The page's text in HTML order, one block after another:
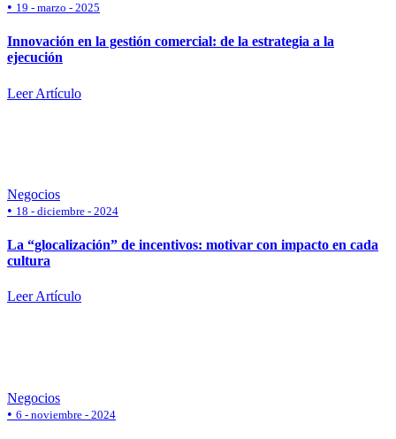
• 19 - marzo - 2025
Innovación en la gestión comercial: de la estrategia a la
ejecución
Leer Artículo
Negocios
• 18 - diciembre - 2024
La “glocalización” de incentivos: motivar con impacto en cada
cultura
Leer Artículo
Negocios
• 6 - noviembre - 2024